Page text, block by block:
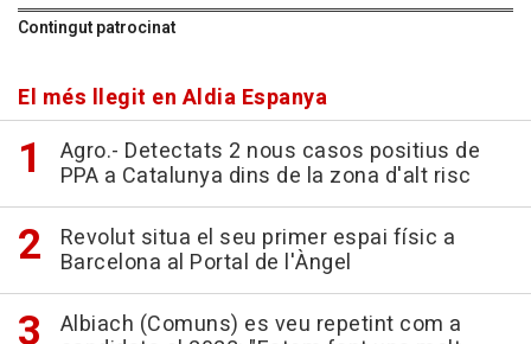
Contingut patrocinat
El més llegit en Aldia Espanya
Agro.- Detectats 2 nous casos positius de
PPA a Catalunya dins de la zona d'alt risc
Revolut situa el seu primer espai físic a
Barcelona al Portal de l'Àngel
Albiach (Comuns) es veu repetint com a